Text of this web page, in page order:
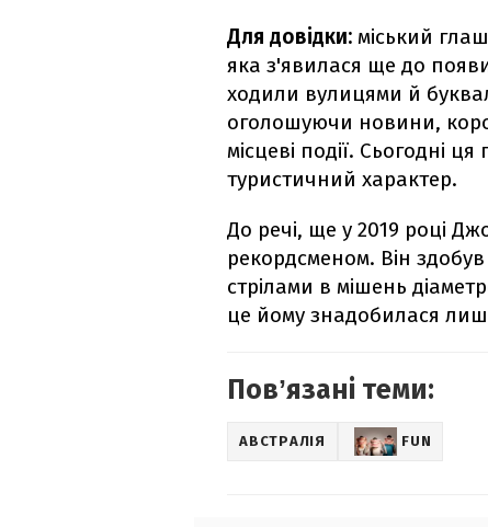
Для довідки: міський
яка з'явилася ще до
ходили вулицями й
оголошуючи новини,
місцеві події. Сьогодні
туристичний характер.
До речі, ще у 2019 році
рекордсменом. Він
стрілами в мішень
це йому знадобилася
Повʼязані теми:
АВСТРАЛІЯ FUN